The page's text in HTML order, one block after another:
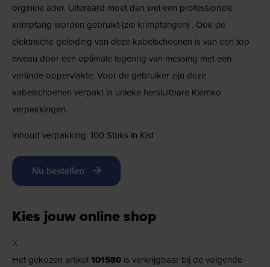
orginele ader. Uiteraard moet dan wel een professionele
krimptang worden gebruikt (zie krimptangen) . Ook de
elektrische geleiding van deze kabelschoenen is van een top
niveau door een optimale legering van messing met een
vertinde oppervlakte. Voor de gebruiker zijn deze
kabelschoenen verpakt in unieke hersluitbare Klemko
verpakkingen.
Inhoud verpakking: 100 Stuks in Kist
Nu bestellen
Kies jouw online shop
X
Het gekozen artikel 101580 is verkrijgbaar bij de volgende